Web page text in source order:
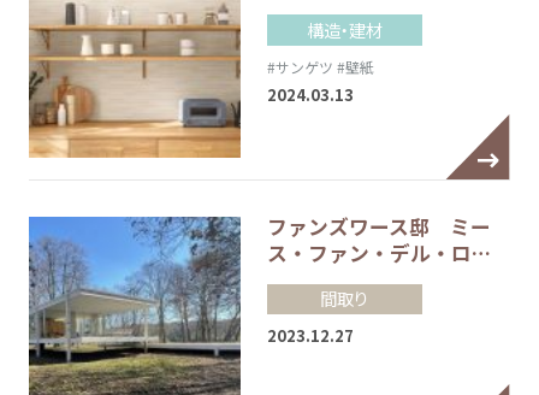
構造・建材
#サンゲツ #壁紙
2024.03.13
ファンズワース邸 ミー
ス・ファン・デル・ロ…
間取り
2023.12.27